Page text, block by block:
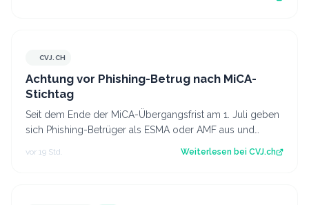
CVJ.CHCVJ.CH
Achtung vor Phishing-Betrug nach MiCA-
Stichtag
Seit dem Ende der MiCA-Übergangsfrist am 1. Juli geben
sich Phishing-Betrüger als ESMA oder AMF aus und
vor 19 Std. Weiterlesen bei CVJ.ch